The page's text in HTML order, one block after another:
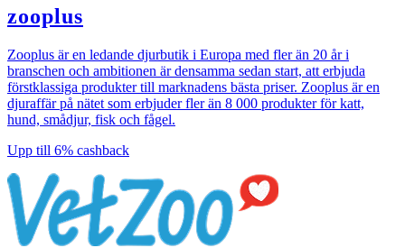
zooplus
Zooplus är en ledande djurbutik i Europa med fler än 20 år i
branschen och ambitionen är densamma sedan start, att erbjuda
förstklassiga produkter till marknadens bästa priser. Zooplus är en
djuraffär på nätet som erbjuder fler än 8 000 produkter för katt,
hund, smådjur, fisk och fågel.
Upp till 6% cashback